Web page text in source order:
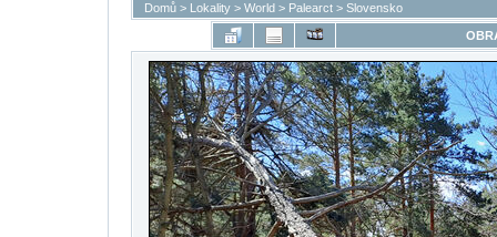
Domů> Lokality> World> Palearct> Slovensko